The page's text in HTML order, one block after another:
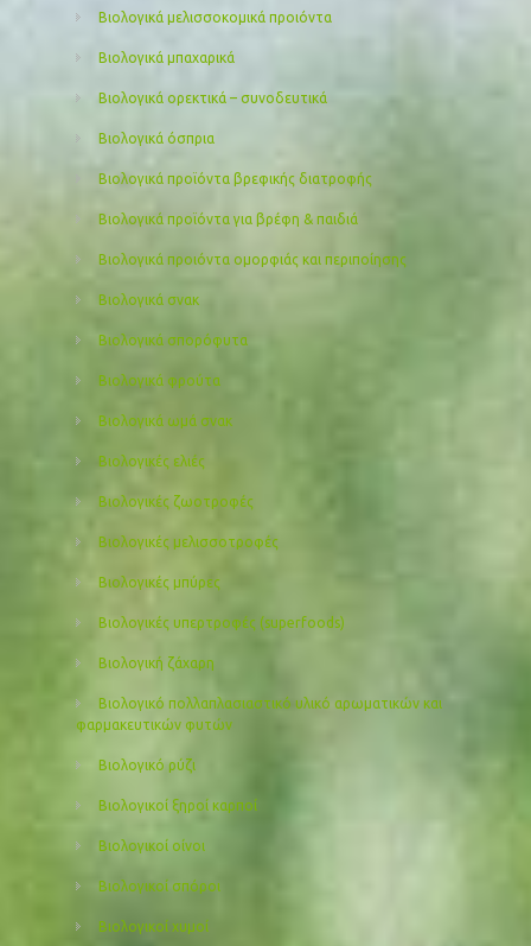
Βιολογικά μελισσοκομικά προιόντα
Βιολογικά μπαχαρικά
Βιολογικά ορεκτικά – συνοδευτικά
Βιολογικά όσπρια
Βιολογικά προϊόντα βρεφικής διατροφής
Βιολογικά προϊόντα για βρέφη & παιδιά
Βιολογικά προιόντα ομορφιάς και περιποίησης
Βιολογικά σνακ
Βιολογικά σπορόφυτα
Βιολογικά φρούτα
Βιολογικά ωμά σνακ
Βιολογικές ελιές
Βιολογικές ζωοτροφές
Βιολογικές μελισσοτροφές
Βιολογικές μπύρες
Βιολογικές υπερτροφές (superfoods)
Βιολογική ζάχαρη
Βιολογικό πολλαπλασιαστικό υλικό αρωματικών και
φαρμακευτικών φυτών
Βιολογικό ρύζι
Βιολογικοί ξηροί καρποί
Βιολογικοί οίνοι
Βιολογικοί σπόροι
Βιολογικοί χυμοί